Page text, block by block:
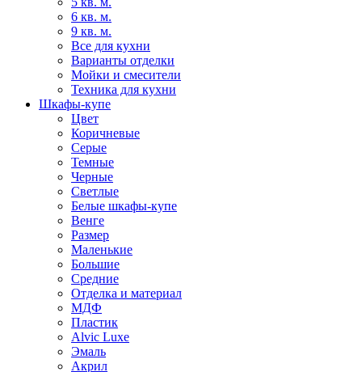
6 кв. м.
9 кв. м.
Все для кухни
Варианты отделки
Мойки и смесители
Техника для кухни
Шкафы-купе
Цвет
Коричневые
Серые
Темные
Черные
Светлые
Белые шкафы-купе
Венге
Размер
Маленькие
Большие
Средние
Отделка и материал
МДФ
Пластик
Alvic Luxe
Эмаль
Акрил